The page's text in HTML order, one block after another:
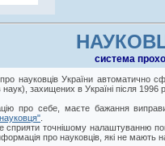
cистема
науковців України автоматично
наук), захищених в Україні після
про себе, маєте бажання
сприяти точнішому налаштуванню
про науковців, які не мають